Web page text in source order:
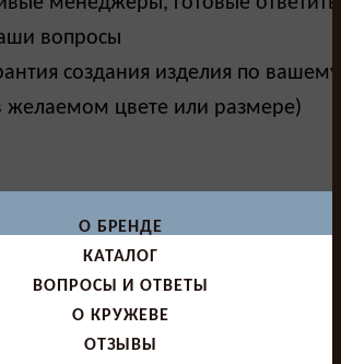
вопросы
создания изделия по вашему
желаемом цвете или размере)
О БРЕНДЕ
КАТАЛОГ
ВОПРОСЫ И ОТВЕТЫ
О КРУЖЕВЕ
ОТЗЫВЫ